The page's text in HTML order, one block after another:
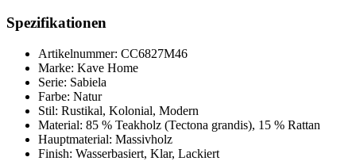
Spezifikationen
Artikelnummer: CC6827M46
Marke: Kave Home
Serie: Sabiela
Farbe: Natur
Stil: Rustikal, Kolonial, Modern
Material: 85 % Teakholz (Tectona grandis), 15 % Rattan
Hauptmaterial: Massivholz
Finish: Wasserbasiert, Klar, Lackiert